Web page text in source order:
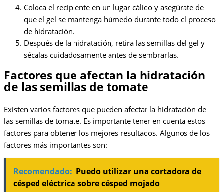
Coloca el recipiente en un lugar cálido y asegúrate de
que el gel se mantenga húmedo durante todo el proceso
de hidratación.
Después de la hidratación, retira las semillas del gel y
sécalas cuidadosamente antes de sembrarlas.
Factores que afectan la hidratación
de las semillas de tomate
Existen varios factores que pueden afectar la hidratación de
las semillas de tomate. Es importante tener en cuenta estos
factores para obtener los mejores resultados. Algunos de los
factores más importantes son:
Recomendado: Puedo utilizar una cortadora de
césped eléctrica sobre césped mojado